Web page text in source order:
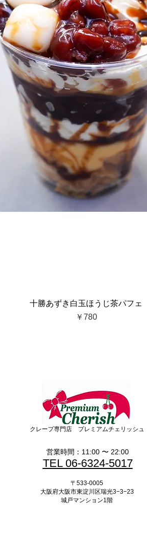
十勝あずき白玉ほうじ茶パフェ
価格
￥780
クレープ専門店 プレミアムチェリッシュ
営業時間：11:00 〜 22:00
TEL 06-6324-5017
〒533-0005
大阪府大阪市東淀川区瑞光3−3−23
​城戸マンション1階